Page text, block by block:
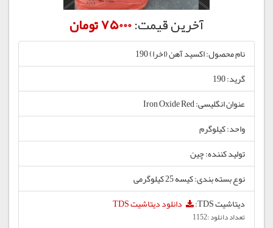
آخرین قیمت:75000 تومان
نام محصول: اکسید آهن (اخرا) 190
گرید: 190
عنوان انگلیسی: Iron Oxide Red
واحد: کیلوگرم
تولید کننده: چین
نوع بسته بندی: کیسه 25 کیلوگرمی
دیتاشیت TDS:
دانلود دیتاشیت TDS
تعداد دانلود :1152